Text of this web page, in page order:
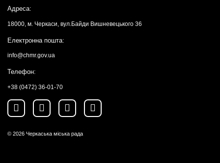
Адреса:
18000, м. Черкаси, вул.Байди Вишневецького 36
Електронна пошта:
info@chmr.gov.ua
Телефон:
+38 (0472) 36-01-70
© 2026 Черкаська міська рада